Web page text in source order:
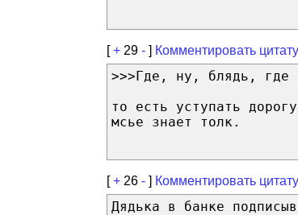
[+ 29 - ] Комментировать
>>>Где, ну, блядь, где
то есть уступать
мсье знает толк.
[+ 26 - ] Комментировать
Дядька в банке